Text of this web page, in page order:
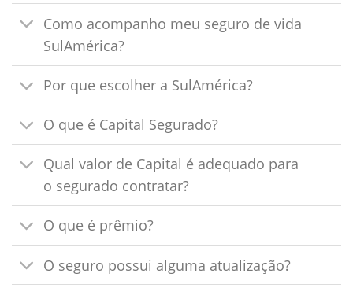
Como acompanho meu seguro de vida
SulAmérica?
Por que escolher a SulAmérica?
O que é Capital Segurado?
Qual valor de Capital é adequado para
o segurado contratar?
O que é prêmio?
O seguro possui alguma atualização?